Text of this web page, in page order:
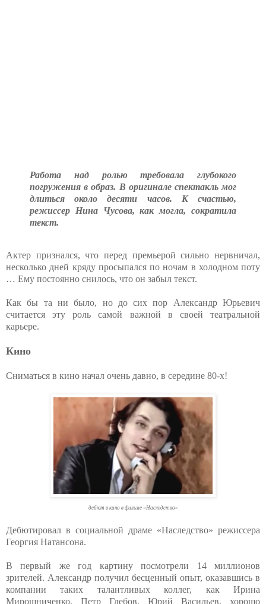
Работа над ролью требовала глубокого
погружения в образ. В оригинале спектакль мог
длиться около десяти часов. К счастью,
режиссер Нина Чусова, как могла, сократила
текст.
Актер признался, что перед премьерой сильно нервничал,
несколько дней кряду просыпался по ночам в холодном поту
… Ему постоянно снилось, что он забыл текст.
Как бы та ни было, но до сих пор Александр Юрьевич
считается эту роль самой важной в своей театральной
карьере.
Кино
Сниматься в кино начал очень давно, в середине 80-х!
дебют в кино в фильме «Наследство»
Дебютировал в социальной драме «Наследство» режиссера
Георгия Натансона.
В первый же год картину посмотрели 14 миллионов
зрителей. Александр получил бесценный опыт, оказавшись в
компании таких талантливых коллег, как Ирина
Мирошниченко, Петр Глебов, Юрий Васильев, хорошо